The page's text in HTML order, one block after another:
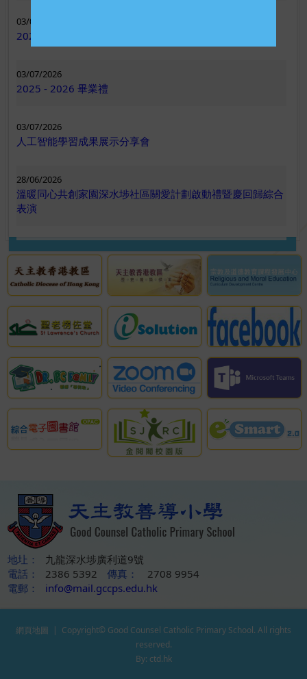
03/07/2026
2025 - 2026 結業禮
03/07/2026
2025 - 2026 畢業禮
03/07/2026
人工智能學習成果展示分享會
28/06/2026
溫暖同心共創家園深水埗社區關愛計劃啟動禮暨慶回歸綜合
表演
15/05/2026
02/05/2026
更多
地圵：
九龍深水埗廣利道9號
電話：
2386 5392 傳真：
2708 9954
電郵：
info@mail.gccps.edu.hk
網頁地圖 | Copyright© Good Counsel Catholic Primary School. All rights
reserved.
By: ctd.hk